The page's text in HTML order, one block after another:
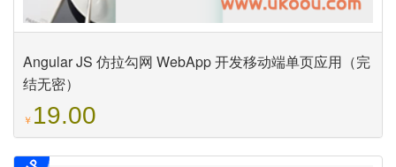
Angular JS 仿拉勾网 WebApp 开发移动端单页应用（完
结无密）
￥ 19.00